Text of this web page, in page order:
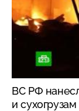
ВС РФ
и